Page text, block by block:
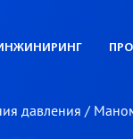
давления /